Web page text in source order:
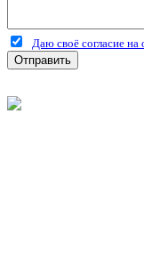
Даю своё согласие
Отправить